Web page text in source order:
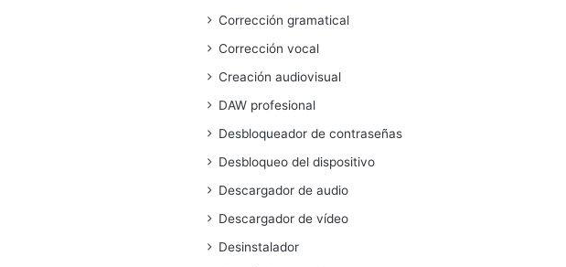
Corrección gramatical
Corrección vocal
Creación audiovisual
DAW profesional
Desbloqueador de contraseñas
Desbloqueo del dispositivo
Descargador de audio
Descargador de vídeo
Desinstalador